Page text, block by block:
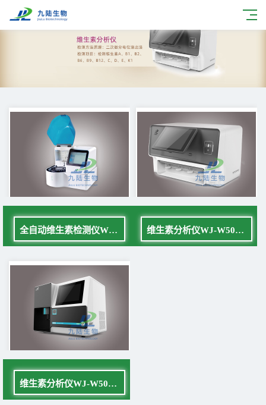
全自动维生素检测仪WJ-W800E 维生素分析仪WJ-W500四通道
维生素分析仪WJ-W500单通道